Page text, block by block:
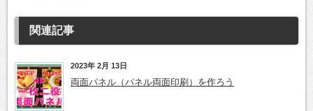
関連記事
2023年 2月 13日
両面パネル（パネル両面印刷）を作ろう